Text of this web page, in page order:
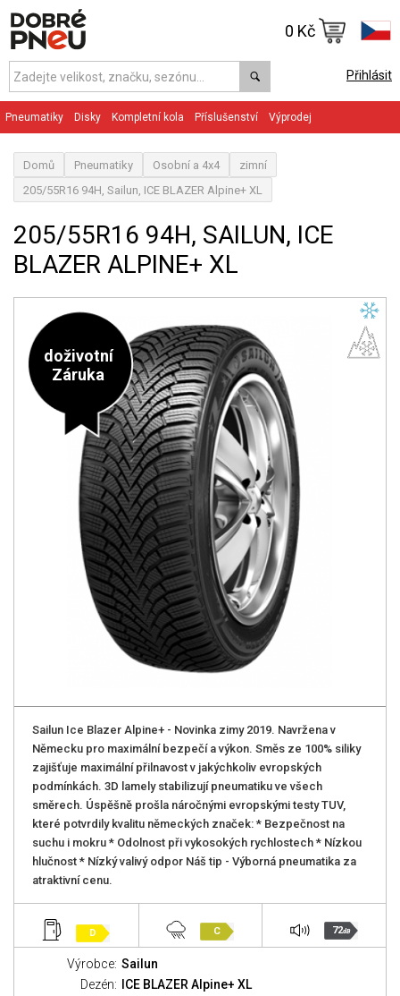
Přihlásit
0 Kč
Pneumatiky Disky Kompletní kola Příslušenství Výprodej
Domů Pneumatiky Osobní a 4x4
zimní
205/55R16 94H, Sailun, ICE BLAZER Alpine+ XL
205/55R16 94H, SAILUN, ICE
BLAZER ALPINE+ XL
doživotní
Záruka
Sailun Ice Blazer Alpine+ - Novinka zimy 2019. Navržena v
Německu pro maximální­ bezpečí a výkon. Směs ze 100% siliky
zajišťuje maximální přilnavost v jakýchkoliv evropských
podmínkách. 3D lamely stabilizují­ pneumatiku ve všech
směrech. Úspěšně prošla náročnými evropskými testy TUV,
které potvrdily kvalitu německých značek: * Bezpečnost na
suchu i mokru * Odolnost při vykosokých rychlostech * Nízkou
hlučnost * Nízký valivý odpor Náš tip - Výborná pneumatika za
atraktivní cenu.
D C 72dB
Výrobce: Sailun
Dezén:
ICE BLAZER Alpine+ XL